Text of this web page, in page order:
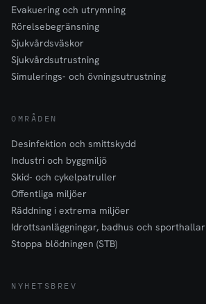
Evakuering och utrymning
Rörelsebegränsning
Sjukvårdsväskor
Sjukvårdsutrustning
Simulerings- och övningsutrustning
OMRÅDEN
Desinfektion och smittskydd
Industri och byggmiljö
Skid- och cykelpatruller
Offentliga miljöer
Räddning i extrema miljöer
Idrottsanläggningar, badhus och sporthallar
Stoppa blödningen (STB)
NYHETSBREV